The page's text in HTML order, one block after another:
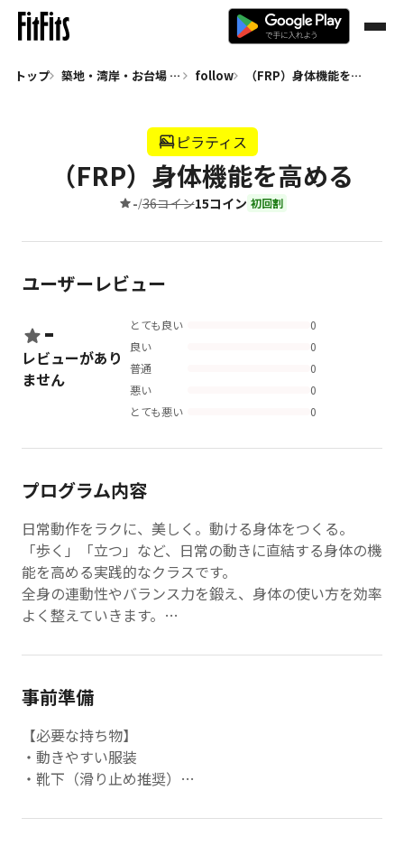
トップ 築地・湾岸・お台場 ピラティス follow （FRP）身体機能を高める
ピラティス
（FRP）身体機能を高める
-/36コイン15コイン 初回割
ユーザーレビュー
-
レビューがあり
ません
とても良い
0
良い
0
普通
0
悪い
0
とても悪い
0
プログラム内容
日常動作をラクに、美しく。動ける身体をつくる。
「歩く」「立つ」など、日常の動きに直結する身体の機
能を高める実践的なクラスです。
全身の連動性やバランス力を鍛え、身体の使い方を効率
よく整えていきます。
てるのがこのクラスの特徴。
おすすめです。
強度目安
★★★：立位種目が多めのクラス。筋力アップやバラン
ス強化、ボディメイクにも♪♪
事前準備
【必要な持ち物】
・動きやすい服装
・靴下（滑り止め推奨）
・飲み物